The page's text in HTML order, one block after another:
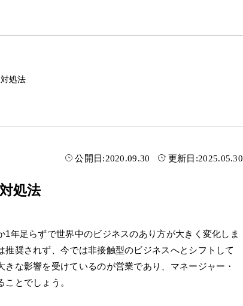
処法
公開日:2020.09.30 更新日:2025.05.30
処法
年足らずで世界中のビジネスのあり方が大きく変化しま
奨されず、今では非接触型のビジネスへとシフトして
な影響を受けているのが営業であり、マネージャー・
とでしょう。